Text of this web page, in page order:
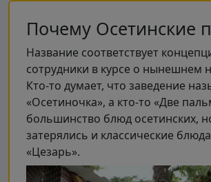
Почему Осетинские
Название соответствует
сотрудники в курсе о нынешнем
Кто-то думает, что заведение
«Осетиночка», а кто-то «Две
большинство блюд осетинских,
затерялись и классические
«Цезарь».